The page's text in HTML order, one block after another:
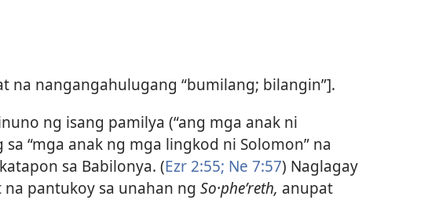
na nangangahulugang “bumilang; bilangin”].
ng isang pamilya (“ang mga anak ni
sa “mga anak ng mga lingkod ni Solomon” na
sa Babilonya. (Ezr 2:55; Ne 7:57) Naglagay
pantukoy sa unahan ng So·pheʹreth, anupat